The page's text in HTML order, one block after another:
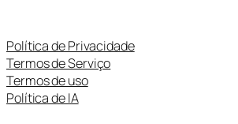
Política de Privacidade
Termos de Serviço
Termos de uso
Política de IA